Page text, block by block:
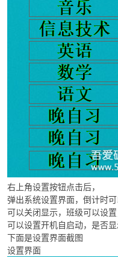
右上角设置按钮点击后，
弹出系统设置界面，倒计时
可以关闭显示，班级可以设置
可以设置开机自启动，是否显
下面是设置界面截图
设置界面